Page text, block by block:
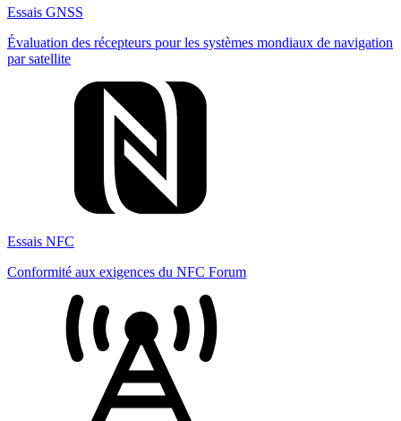
Essais GNSS
Évaluation des récepteurs pour les systèmes mondiaux de navigation
par satellite
Essais NFC
Conformité aux exigences du NFC Forum